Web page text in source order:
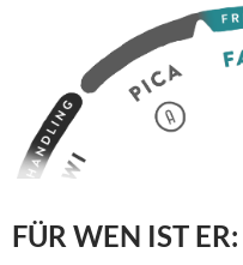
FÜR WEN IST ER: